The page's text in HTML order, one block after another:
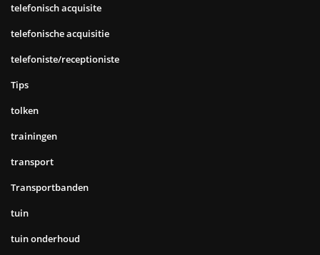
telefonisch acquisite
telefonische acquisitie
telefoniste/receptioniste
Tips
tolken
trainingen
transport
Transportbanden
tuin
tuin onderhoud